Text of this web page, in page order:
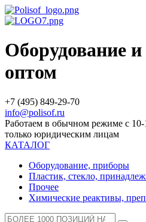
Оборудование
оптом
+7 (495) 849-29-70
info@polisof.ru
Работаем в обычном режиме с
только юридическим лицам
КАТАЛОГ
Оборудование, приборы
Пластик, стекло,
Прочее
Химические реактивы,